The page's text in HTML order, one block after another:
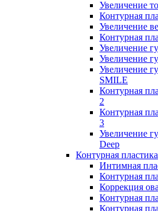
Увеличение
Контурная
Увеличение
Контурная
Увеличение
Увеличение
Увеличение
SMILE
Контурная
2
Контурная
3
Увеличение
Deep
Контурная пластика
Интимная
Контурная
Коррекция
Контурная
Контурная